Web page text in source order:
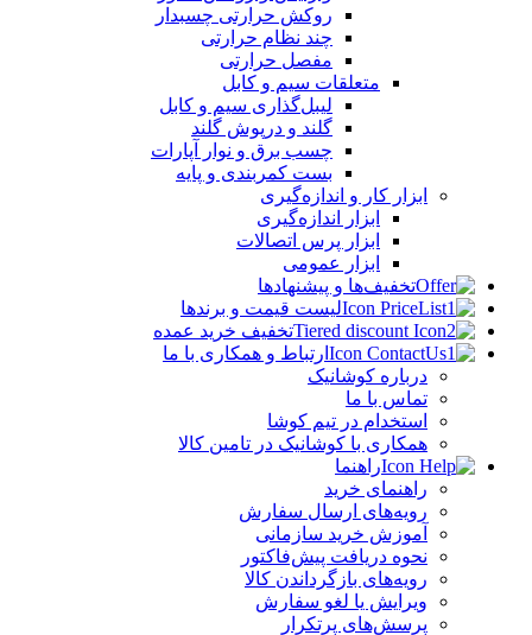
روکش حرارتی چسبدار
چند نظام حرارتی
مفصل حرارتی
متعلقات سیم و کابل
لیبل‌گذاری سیم و کابل
گلند و درپوش گلند
چسب برق و نوار آپارات
بست کمربندی و پایه
ابزار کار و اندازه‌گیری
ابزار اندازه‌گیری
ابزار پرس اتصالات
ابزار عمومی
تخفیف‌ها و پیشنهادها
لیست قیمت و برندها
تخفیف خرید عمده
ارتباط و همکاری با ما
درباره کوشانیک
تماس با ما
استخدام در تیم کوشا
همکاری با کوشانیک در تامین کالا
راهنما
راهنمای خرید
رویه‌های ارسال سفارش
آموزش خرید سازمانی
نحوه دریافت پیش‌فاکتور
رویه‌های بازگرداندن کالا
ویرایش یا لغو سفارش
پرسش‌های پرتکرار